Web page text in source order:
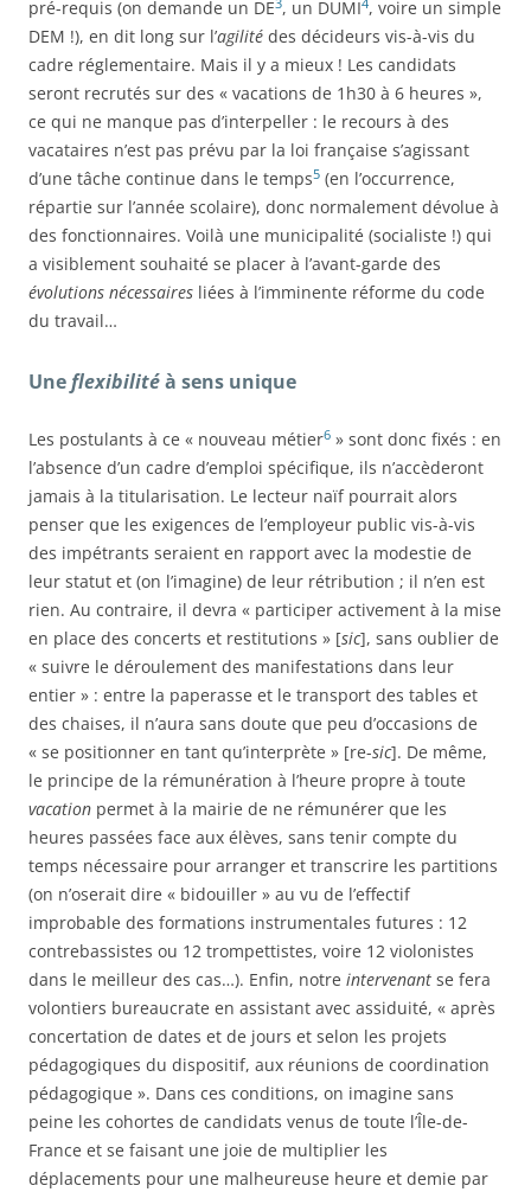
pré-requis (on demande un DE3, un DUMI4, voire un simple
DEM !), en dit long sur l’agilité des décideurs vis-à-vis du
cadre réglementaire. Mais il y a mieux ! Les candidats
seront recrutés sur des « vacations de 1h30 à 6 heures »,
ce qui ne manque pas d’interpeller : le recours à des
vacataires n’est pas prévu par la loi française s’agissant
d’une tâche continue dans le temps5 (en l’occurrence,
répartie sur l’année scolaire), donc normalement dévolue à
des fonctionnaires. Voilà une municipalité (socialiste !) qui
a visiblement souhaité se placer à l’avant-garde des
évolutions nécessaires liées à l’imminente réforme du code
du travail…
Uneflexibilitéà sens unique
Les postulants à ce « nouveau métier6 » sont donc fixés : en
l’absence d’un cadre d’emploi spécifique, ils n’accèderont
jamais à la titularisation. Le lecteur naïf pourrait alors
penser que les exigences de l’employeur public vis-à-vis
des impétrants seraient en rapport avec la modestie de
leur statut et (on l’imagine) de leur rétribution ; il n’en est
rien. Au contraire, il devra « participer activement à la mise
en place des concerts et restitutions » [sic], sans oublier de
« suivre le déroulement des manifestations dans leur
entier » : entre la paperasse et le transport des tables et
des chaises, il n’aura sans doute que peu d’occasions de
« se positionner en tant qu’interprète » [re-sic]. De même,
le principe de la rémunération à l’heure propre à toute
vacation permet à la mairie de ne rémunérer que les
heures passées face aux élèves, sans tenir compte du
temps nécessaire pour arranger et transcrire les partitions
(on n’oserait dire « bidouiller » au vu de l’effectif
improbable des formations instrumentales futures : 12
contrebassistes ou 12 trompettistes, voire 12 violonistes
dans le meilleur des cas…). Enfin, notre intervenant se fera
volontiers bureaucrate en assistant avec assiduité, « après
concertation de dates et de jours et selon les projets
pédagogiques du dispositif, aux réunions de coordination
pédagogique ». Dans ces conditions, on imagine sans
peine les cohortes de candidats venus de toute l’Île-de-
France et se faisant une joie de multiplier les
déplacements pour une malheureuse heure et demie par